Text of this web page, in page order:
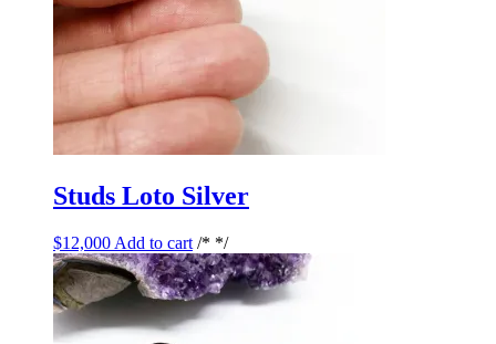
Studs Loto Silver
$12,000 Add to cart /* */